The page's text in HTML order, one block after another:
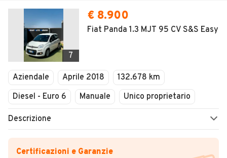
7
€ 8.900
Fiat Panda 1.3 MJT 95 CV S&S Easy
Aziendale Aprile 2018
132.678 km
Diesel - Euro 6
Manuale Unico proprietario
Descrizione
Certificazioni e Garanzie